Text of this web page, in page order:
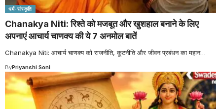
धर्म-संस्कृति
Chanakya Niti: रिश्ते को मजबूत और खुशहाल बनाने के लिए
अपनाएं आचार्य चाणक्य की ये 7 अनमोल बातें
Chanakya Niti: आचार्य चाणक्य को राजनीति, कूटनीति और जीवन प्रबंधन का महान…
ByPriyanshi Soni